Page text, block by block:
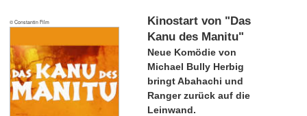
© Constantin Film
Kinostart von "Das
Kanu des Manitu"
Neue Komödie von
Michael Bully Herbig
bringt Abahachi und
Ranger zurück auf die
Leinwand.